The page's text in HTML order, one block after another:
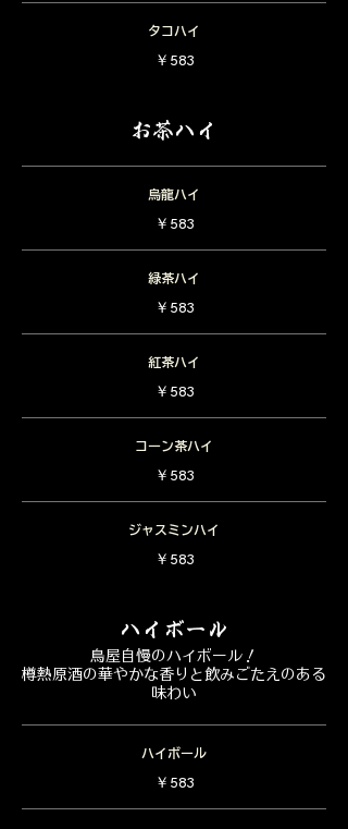
タコハイ
￥583
お茶ハイ
烏龍ハイ
￥583
緑茶ハイ
￥583
紅茶ハイ
￥583
コーン茶ハイ
￥583
ジャスミンハイ
￥583
ハイボール
鳥屋自慢のハイボール！
樽熱原酒の華やかな香りと飲みごたえのある
味わい
ハイボール
￥583